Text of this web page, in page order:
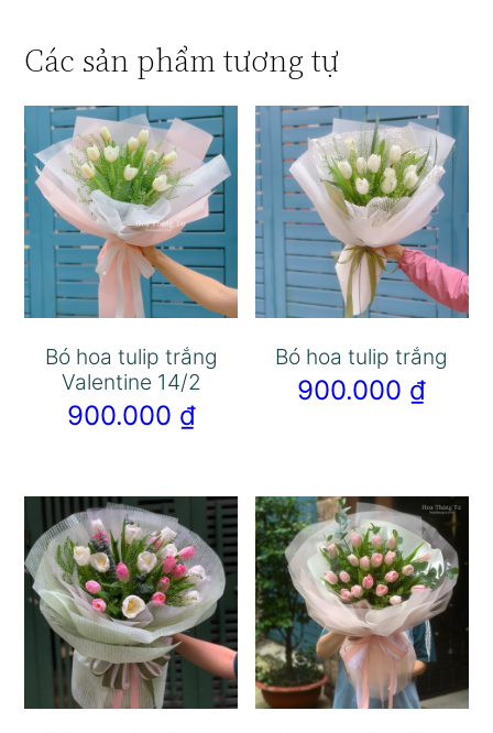
Các sản phẩm tương tự
Bó hoa tulip trắng
Valentine 14/2
900.000 ₫
Bó hoa tulip trắng
900.000 ₫